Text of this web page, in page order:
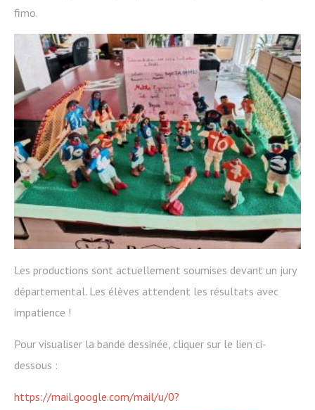
fimo.
Les productions sont actuellement soumises devant un jury
départemental. Les élèves attendent les résultats avec
impatience !
Pour visualiser la bande dessinée, cliquer sur le lien ci-
dessous :
https://mail.google.com/mail/u/0?